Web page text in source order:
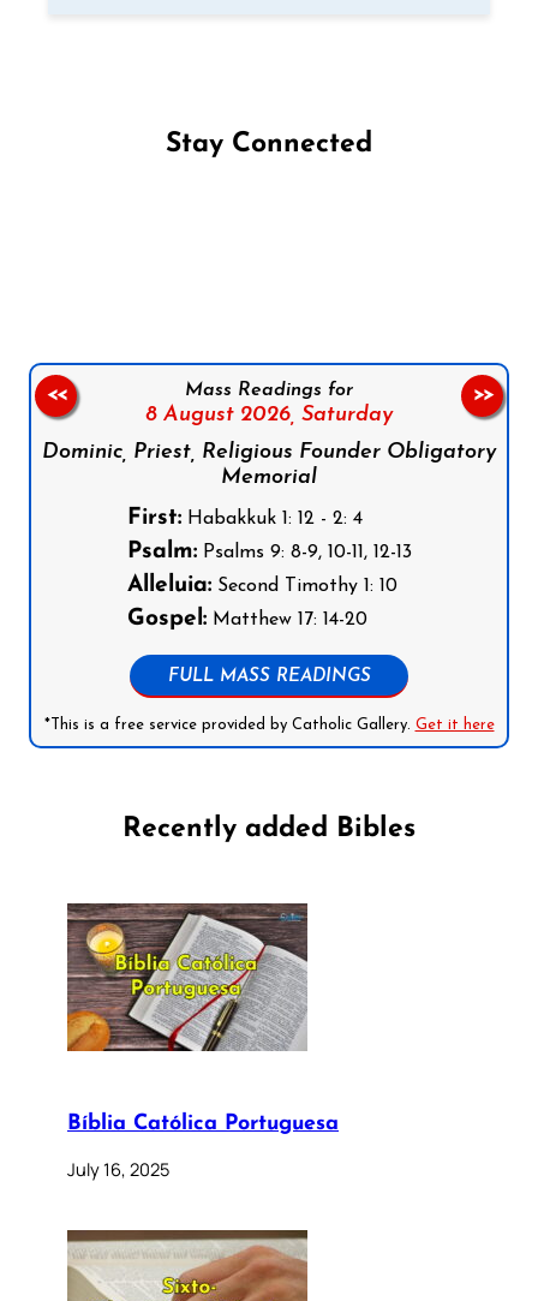
Stay Connected
Mass Readings for
8 August 2026, Saturday
Dominic, Priest, Religious Founder Obligatory
Memorial
First:Habakkuk 1: 12 - 2: 4
Psalm:Psalms 9: 8-9, 10-11, 12-13
Alleluia:Second Timothy 1: 10
Gospel:Matthew 17: 14-20
FULL MASS READINGS
*This is a free service provided by Catholic Gallery. Get it here
<< >>
Recently added Bibles
Bíblia Católica Portuguesa
July 16, 2025